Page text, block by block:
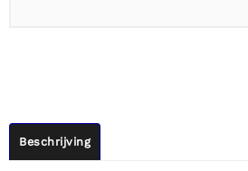
Beschrijving